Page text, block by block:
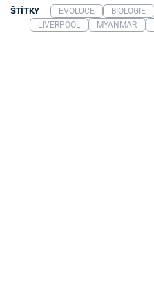
ŠTÍTKY EVOLUCE BIOLOGIE
LIVERPOOL
MYANMAR